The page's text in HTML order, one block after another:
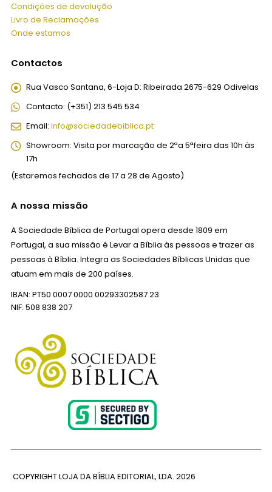
Condições de devolução
Livro de Reclamações
Onde estamos
Contactos
Rua Vasco Santana, 6-Loja D: Ribeirada 2675-629 Odivelas
Contacto: (+351) 213 545 534
Email: info@sociedadebiblica.pt
Showroom: Visita por marcação de 2ªa 5ªfeira das 10h às
17h
(Estaremos fechados de 17 a 28 de Agosto)
A nossa missão
A Sociedade Bíblica de Portugal opera desde 1809 em
Portugal, a sua missão é Levar a Bíblia às pessoas e trazer as
pessoas à Bíblia. Integra as Sociedades Bíblicas Unidas que
atuam em mais de 200 países.
IBAN: PT50 0007 0000 00293302587 23
NIF: 508 838 207
COPYRIGHT LOJA DA BÍBLIA EDITORIAL, LDA. 2026